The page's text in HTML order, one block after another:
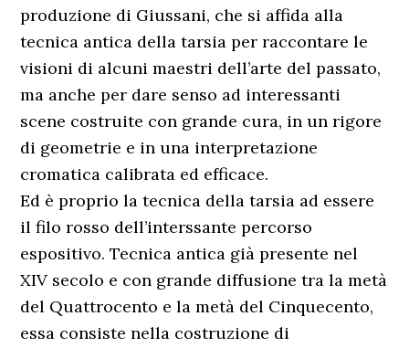
produzione di Giussani, che si affida alla
tecnica antica della tarsia per raccontare le
visioni di alcuni maestri dell’arte del passato,
ma anche per dare senso ad interessanti
scene costruite con grande cura, in un rigore
di geometrie e in una interpretazione
cromatica calibrata ed efficace.
Ed è proprio la tecnica della tarsia ad essere
il filo rosso dell’interssante percorso
espositivo. Tecnica antica già presente nel
XIV secolo e con grande diffusione tra la metà
del Quattrocento e la metà del Cinquecento,
essa consiste nella costruzione di